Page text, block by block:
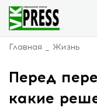
Главная Жизнь
Перед
какие